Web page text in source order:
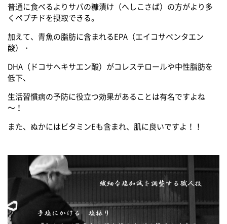
普通に食べるよりサバの糠漬け（へしこさば）の方がより多
くペプチドを摂取できる。
加えて、青魚の脂肪に含まれるEPA（エイコサペンタエン
酸）・
DHA（ドコサヘキサエン酸）がコレステロールや中性脂肪を
低下、
生活習慣病の予防に役立つ効果があることは有名ですよね
～！
また、ぬかにはビタミンEも含まれ、肌に良いですよ！！